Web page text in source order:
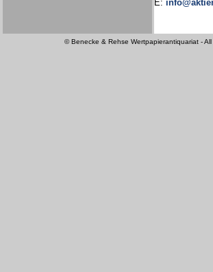
E:
© Benecke & Rehse Wertpapierantiquariat -